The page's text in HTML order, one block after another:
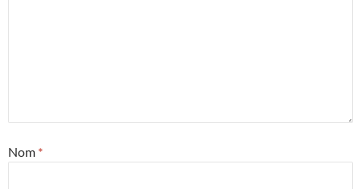
Nom *